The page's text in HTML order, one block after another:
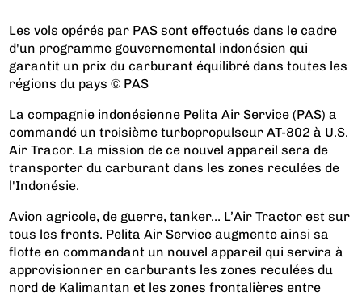
Les vols opérés par PAS sont effectués dans le cadre
d'un programme gouvernemental indonésien qui
garantit un prix du carburant équilibré dans toutes les
régions du pays © PAS
La compagnie indonésienne Pelita Air Service (PAS) a
commandé un troisième turbopropulseur AT-802 à U.S.
Air Tracor. La mission de ce nouvel appareil sera de
transporter du carburant dans les zones reculées de
l'Indonésie.
Avion agricole, de guerre, tanker… L’Air Tractor est sur
tous les fronts. Pelita Air Service augmente ainsi sa
flotte en commandant un nouvel appareil qui servira à
approvisionner en carburants les zones reculées du
nord de Kalimantan et les zones frontalières entre